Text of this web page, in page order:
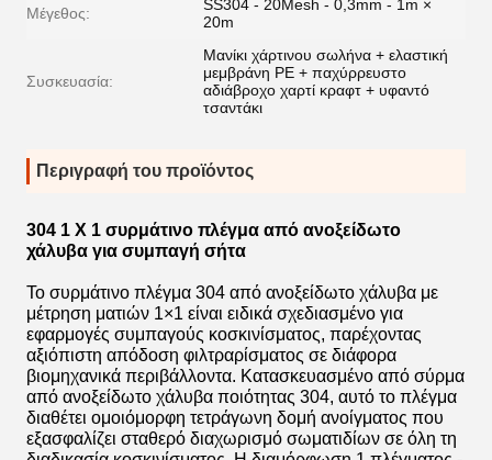
Μέγεθος:
SS304 - 20Mesh - 0,3mm - 1m ×
20m
Συσκευασία:
Μανίκι χάρτινου σωλήνα + ελαστική
μεμβράνη PE + παχύρρευστο
αδιάβροχο χαρτί κραφτ + υφαντό
τσαντάκι
Περιγραφή του προϊόντος
304 1 X 1 συρμάτινο πλέγμα από ανοξείδωτο
χάλυβα για συμπαγή σήτα
Το συρμάτινο πλέγμα 304 από ανοξείδωτο χάλυβα με
μέτρηση ματιών 1×1 είναι ειδικά σχεδιασμένο για
εφαρμογές συμπαγούς κοσκινίσματος, παρέχοντας
αξιόπιστη απόδοση φιλτραρίσματος σε διάφορα
βιομηχανικά περιβάλλοντα. Κατασκευασμένο από σύρμα
από ανοξείδωτο χάλυβα ποιότητας 304, αυτό το πλέγμα
διαθέτει ομοιόμορφη τετράγωνη δομή ανοίγματος που
εξασφαλίζει σταθερό διαχωρισμό σωματιδίων σε όλη τη